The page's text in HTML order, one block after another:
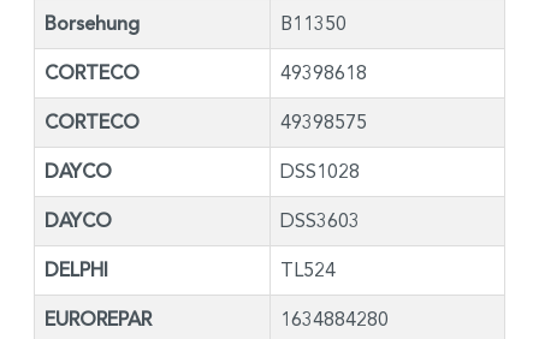
Borsehung B11350
CORTECO 49398618
CORTECO 49398575
DAYCO DSS1028
DAYCO DSS3603
DELPHI TL524
EUROREPAR 1634884280